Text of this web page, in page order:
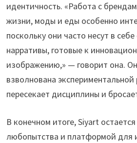
идентичность. «Работа с
жизни, моды и еды особенно
поскольку они часто несут в
нарративы, готовые к
изображению,» — говорит она.
взволнована
пересекает дисциплины и
В конечном итоге, Siyart
любопытства и платформой для